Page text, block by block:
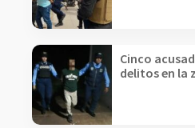
Cinco
delitos en la